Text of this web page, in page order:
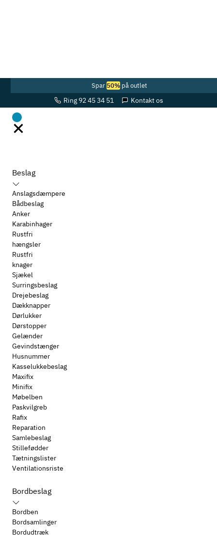
Spar 50%på outlet
Ring 92 45 34 51 Kontakt os
Beslag
Anslagsdæmpere
Bådbeslag
Anker
Karabinhager
Rustfri
hængsler
Rustfri
knager
Sjækel
Surringsbeslag
Drejebeslag
Dækknapper
Dørlukker
Dørstopper
Gelænder
Gevindstænger
Husnummer
Kasselukkebeslag
Maxifix
Minifix
Møbelben
Paskvilgreb
Rafix
Reparation
Samlebeslag
Stillefødder
Tætningslister
Ventilationsriste
Bordbeslag
Bordben
Bordsamlinger
Bordudtræk